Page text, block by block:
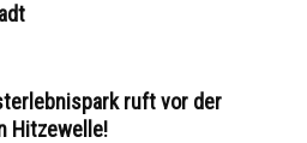
ruft vor der
Hitzewelle!